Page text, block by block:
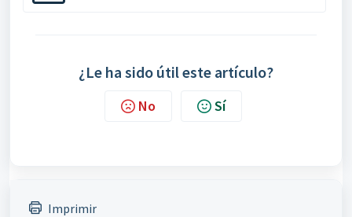
¿Le ha sido útil este artículo?
No Sí
Imprimir